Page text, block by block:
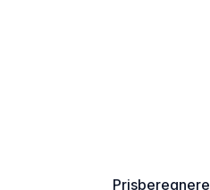
Prisberegnere